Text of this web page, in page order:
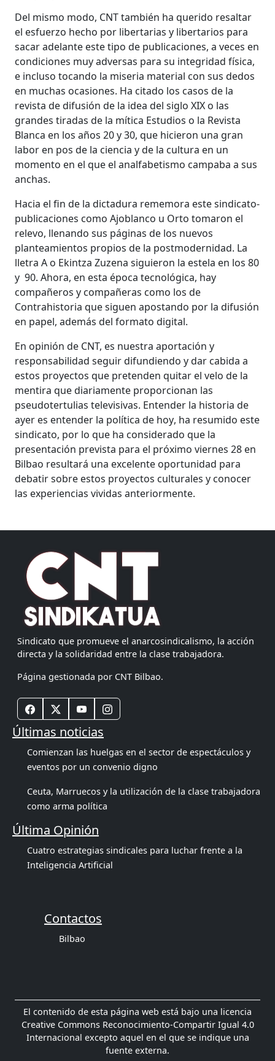
Del mismo modo, CNT también ha querido resaltar
el esfuerzo hecho por libertarias y libertarios para
sacar adelante este tipo de publicaciones, a veces en
condiciones muy adversas para su integridad física,
e incluso tocando la miseria material con sus dedos
en muchas ocasiones. Ha citado los casos de la
revista de difusión de la idea del siglo XIX o las
grandes tiradas de la mítica Estudios o la Revista
Blanca en los años 20 y 30, que hicieron una gran
labor en pos de la ciencia y de la cultura en un
momento en el que el analfabetismo campaba a sus
anchas.
Hacia el fin de la dictadura rememora este sindicato-
publicaciones como Ajoblanco u Orto tomaron el
relevo, llenando sus páginas de los nuevos
planteamientos propios de la postmodernidad. La
lletra A o Ekintza Zuzena siguieron la estela en los 80
y 90. Ahora, en esta época tecnológica, hay
compañeros y compañeras como los de
Contrahistoria que siguen apostando por la difusión
en papel, además del formato digital.
En opinión de CNT, es nuestra aportación y
responsabilidad seguir difundiendo y dar cabida a
estos proyectos que pretenden quitar el velo de la
mentira que diariamente proporcionan las
pseudotertulias televisivas. Entender la historia de
ayer es entender la política de hoy, ha resumido este
sindicato, por lo que ha considerado que la
presentación prevista para el próximo viernes 28 en
Bilbao resultará una excelente oportunidad para
debatir sobre estos proyectos culturales y conocer
las experiencias vividas anteriormente.
Sindicato que promueve el anarcosindicalismo, la acción
directa y la solidaridad entre la clase trabajadora.
Página gestionada por CNT Bilbao.
Últimas noticias
Comienzan las huelgas en el sector de espectáculos y
eventos por un convenio digno
Ceuta, Marruecos y la utilización de la clase trabajadora
como arma política
Última Opinión
Cuatro estrategias sindicales para luchar frente a la
Inteligencia Artificial
Contactos
Bilbao
El contenido de esta página web está bajo una licencia
Creative Commons Reconocimiento-Compartir Igual 4.0
Internacional excepto aquel en el que se indique una
fuente externa.